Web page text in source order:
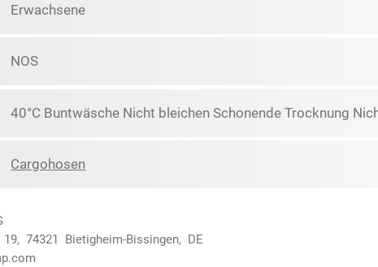
Erwachsene
NOS
40°C Buntwäsche Nicht bleichen Schonende Trocknung
Cargohosen
19, 74321 Bietigheim-Bissingen, DE